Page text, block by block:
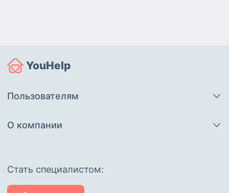
YouHelp
Пользователям
О компании
Cтать специалистом: